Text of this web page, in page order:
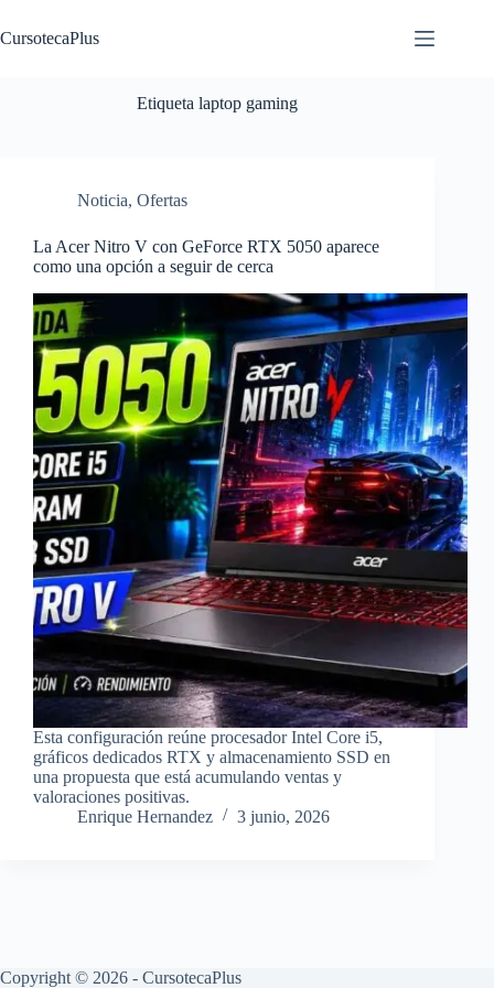
al
contenido
CursotecaPlus
Etiqueta laptop gaming
Noticia, Ofertas
La Acer Nitro V con GeForce RTX 5050 aparece
como una opción a seguir de cerca
Esta configuración reúne procesador Intel Core i5,
gráficos dedicados RTX y almacenamiento SSD en
una propuesta que está acumulando ventas y
valoraciones positivas.
Enrique Hernandez
3 junio, 2026
Copyright © 2026 - CursotecaPlus